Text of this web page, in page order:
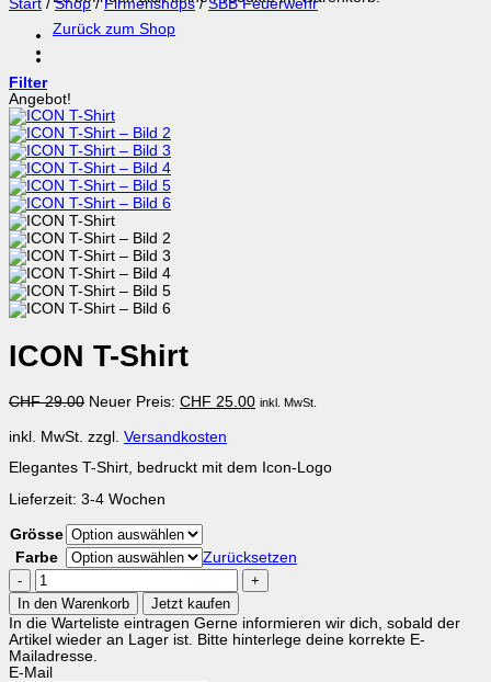
Zurück zum Shop
Start / Shop / Firmenshops / SBB Feuerwehr
Filter
Angebot!
ICON T-Shirt
CHF29.00 Ursprünglicher
war:
CHF 29.00
Neuer Preis: CHF 25.00Aktueller
inkl. MwSt.
inkl. MwSt. zzgl. Versandkosten
Elegantes T-Shirt, bedruckt mit dem Icon-Logo
Lieferzeit: 3-4 Wochen
Grösse
Farbe
Zurücksetzen
ICON
T-
Shirt
Menge
In den Warenkorb
Jetzt kaufen
In die Warteliste eintragen Gerne informieren wir dich, sobald der
Artikel wieder an Lager ist. Bitte hinterlege deine korrekte E-
Mailadresse.
E-Mail